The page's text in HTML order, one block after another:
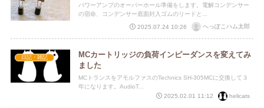
パワーアンプのオーバーホール準備をします。電解コンデンサー
の宿命、コンデンサー底面封入ゴムのリードと...
2025.07.24 10:26
へっぽこハム太郎
日記・雑記
MCカートリッジの負荷インピーダンスを変えてみ
ました
MCトランスをアモルファスのTechnics SH-305MCに交換して３
年になります。AudioT...
2025.02.01 11:12
helicats